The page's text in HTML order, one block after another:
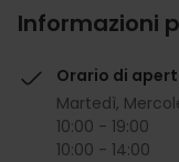
Informazioni
Orario di
Martedì,
10:00 - 19:00
10:00 - 14:00